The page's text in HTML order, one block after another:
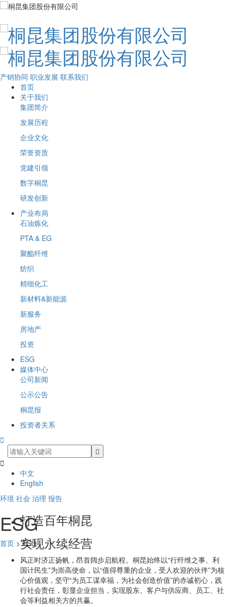
产销协同 职业发展 联系我们
首页
关于我们
集团简介
发展历程
企业文化
荣誉资质
党建引领
数字桐昆
研发创新
产业布局
石油炼化
PTA & EG
聚酯纤维
纺织
精细化工
新材料&新能源
新服务
房地产
投资
ESG
媒体中心
公司新闻
公示公告
桐昆报
投资者关系


中文
English
ESG
首页 > ESG
环境 社会 治理 报告
打造百年桐昆
实现永续经营
风正时济正扬帆，昂首阔步启航程。桐昆始终以“行纤维之事、利
国计民生”为崇高使命，以“值得尊重的企业，受人欢迎的伙伴”为核
心价值观，坚守“为员工谋幸福，为社会创造价值”的赤诚初心，践
行社会责任，彰显企业担当，实现股东、客户与供应商、员工、社
会等利益相关方的共赢。